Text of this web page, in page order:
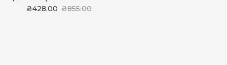
₴428.00 ₴855.00